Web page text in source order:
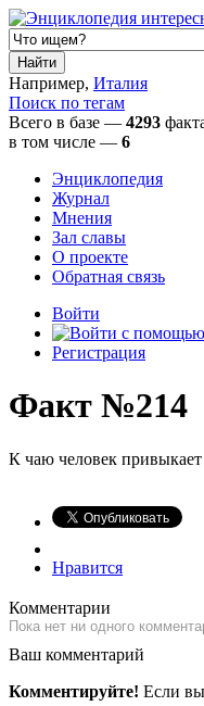
Например, Италия
Поиск по тегам
Всего в базе — 4293
в том числе — 6
Энциклопедия
Журнал
Мнения
Зал славы
О проекте
Обратная связь
Войти
Регистрация
Факт №214
К чаю человек
Нравится
Комментарии
Пока нет ни одного
Ваш комментарий
Комментируйте! Если